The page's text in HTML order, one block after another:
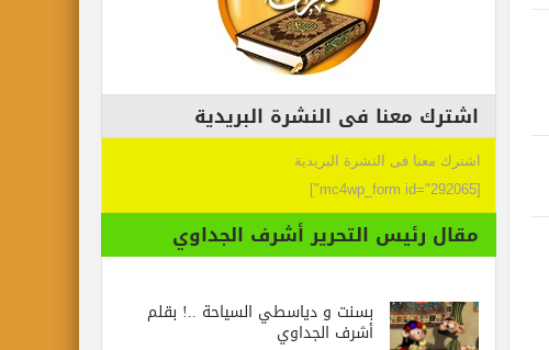
اشترك معنا فى النشرة البريدية
اشترك معنا فى النشرة البريدية
مقال رئيس التحرير أشرف الجداوي
بسنت و دياسطي السياحة ..! بقلم
أشرف الجداوي